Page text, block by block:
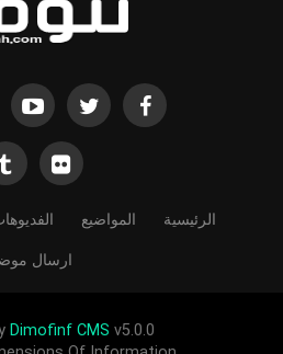
الرئيسية المواضيع
ارسال
Dimofinf CMS v5.0.0